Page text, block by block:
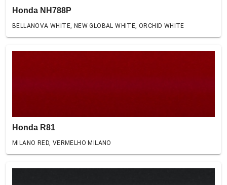
Honda NH788P
BELLANOVA WHITE, NEW GLOBAL WHITE, ORCHID WHITE
Honda R81
MILANO RED, VERMELHO MILANO